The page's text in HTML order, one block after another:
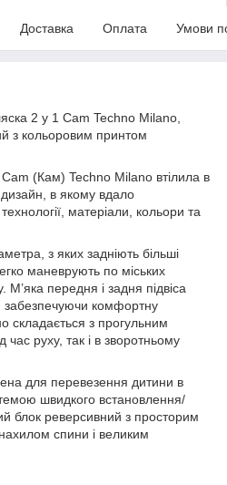
Доставка Оплата Умови
2 у 1 Cam Techno Milano,
з кольоровим принтом
(Кам) Techno Milano втілила в
дизайн, в якому вдало
матеріали, кольори та
з яких задніють більші
маневрують по міських
М’яка передня і задня підвіса
забезпечуючи комфортну
складається з прогульним
час руху, так і в зворотньому
для перевезення дитини в
швидкого встановлення/
блок реверсивний з просторим
спини і великим